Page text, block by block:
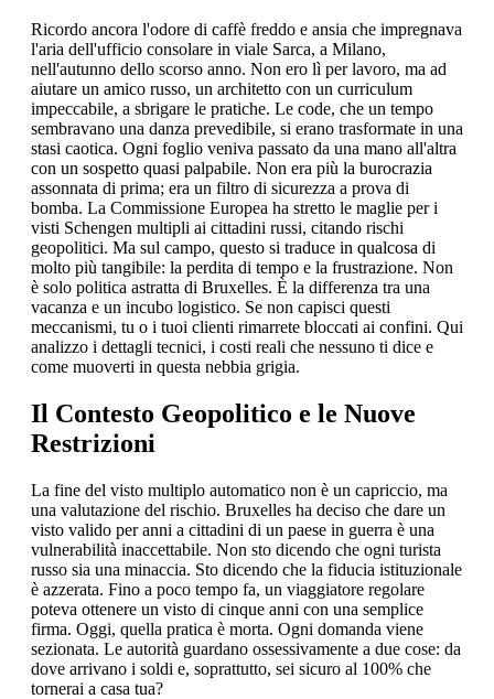
Ricordo ancora l'odore di caffè freddo e ansia che impregnava
l'aria dell'ufficio consolare in viale Sarca, a Milano,
nell'autunno dello scorso anno. Non ero lì per lavoro, ma ad
aiutare un amico russo, un architetto con un curriculum
impeccabile, a sbrigare le pratiche. Le code, che un tempo
sembravano una danza prevedibile, si erano trasformate in una
stasi caotica. Ogni foglio veniva passato da una mano all'altra
con un sospetto quasi palpabile. Non era più la burocrazia
assonnata di prima; era un filtro di sicurezza a prova di
bomba. La Commissione Europea ha stretto le maglie per i
visti Schengen multipli ai cittadini russi, citando rischi
geopolitici. Ma sul campo, questo si traduce in qualcosa di
molto più tangibile: la perdita di tempo e la frustrazione. Non
è solo politica astratta di Bruxelles. È la differenza tra una
vacanza e un incubo logistico. Se non capisci questi
meccanismi, tu o i tuoi clienti rimarrete bloccati ai confini. Qui
analizzo i dettagli tecnici, i costi reali che nessuno ti dice e
come muoverti in questa nebbia grigia.
Il Contesto Geopolitico e le Nuove
Restrizioni
La fine del visto multiplo automatico non è un capriccio, ma
una valutazione del rischio. Bruxelles ha deciso che dare un
visto valido per anni a cittadini di un paese in guerra è una
vulnerabilità inaccettabile. Non sto dicendo che ogni turista
russo sia una minaccia. Sto dicendo che la fiducia istituzionale
è azzerata. Fino a poco tempo fa, un viaggiatore regolare
poteva ottenere un visto di cinque anni con una semplice
firma. Oggi, quella pratica è morta. Ogni domanda viene
sezionata. Le autorità guardano ossessivamente a due cose: da
dove arrivano i soldi e, soprattutto, sei sicuro al 100% che
tornerai a casa tua?